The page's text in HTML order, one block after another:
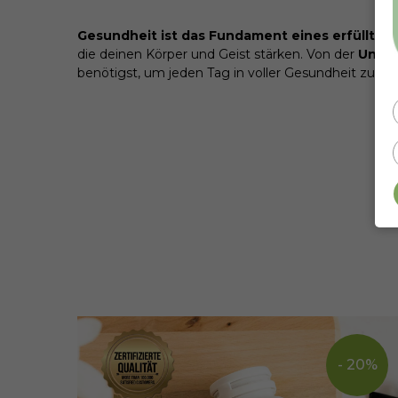
Gesundheit ist das Fundament eines erfüllten
die deinen Körper und Geist stärken. Von der
benötigst, um jeden Tag in voller Gesundheit zu
- 20%